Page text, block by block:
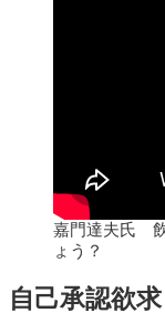
嘉門達夫氏
ょう？
自己承認欲求